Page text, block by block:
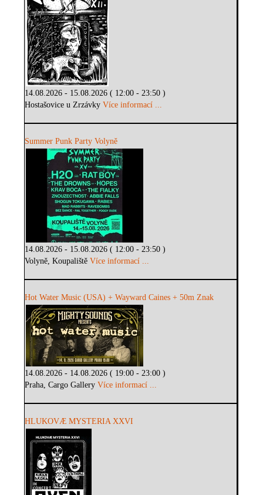
14.08.2026 - 15.08.2026 ( 12:00 - 23:50 )
Hostašovice u ZrzávkyVíce informací ...
Summer Punk Party Volyně
14.08.2026 - 15.08.2026 ( 12:00 - 23:50 )
Volyně, KoupalištěVíce informací ...
Hot Water Music (USA) + Wayward Caines + 50m Znak
14.08.2026 - 14.08.2026 ( 19:00 - 23:00 )
Praha, Cargo GalleryVíce informací ...
HLUKOVÆ MYSTERIA XXVI